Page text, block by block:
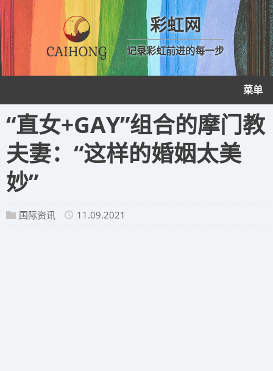
彩虹网
记录彩虹前进的每一步
菜单
“直女+GAY”组合的摩门教
夫妻：“这样的婚姻太美
妙”
国际资讯 11.09.2021